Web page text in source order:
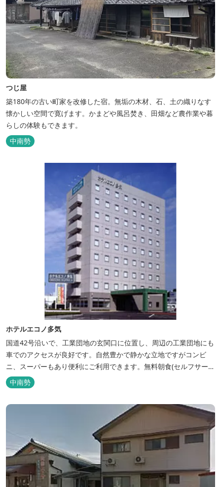
つじ屋
築180年の古い町家を改修した宿。無垢の木材、石、土の織りなす
懐かしい空間で寛げます。かまどや風呂焚き、田畑など農作業や暮
らしの体験もできます。
中南勢
ホテルエコノ多気
国道42号沿いで、工業団地の玄関口に位置し、周辺の工業団地にも
車でのアクセスが良好です。自然豊かで静かな立地ですがコンビ
ニ、スーパーもあり便利にご利用できます。無料朝食(セルフサービ
ス)、大型無料駐車場も完備。
中南勢